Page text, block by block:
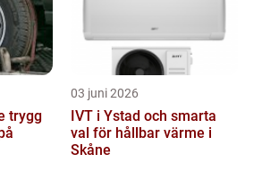
03 juni 2026
IVT i Ystad och smarta
val för hållbar värme i
Skåne